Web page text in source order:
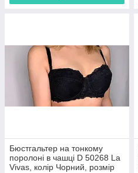
Бюстгальтер на тонкому
поролоні в чашці D 50268 La
Vivas, колір Чорний, розмір